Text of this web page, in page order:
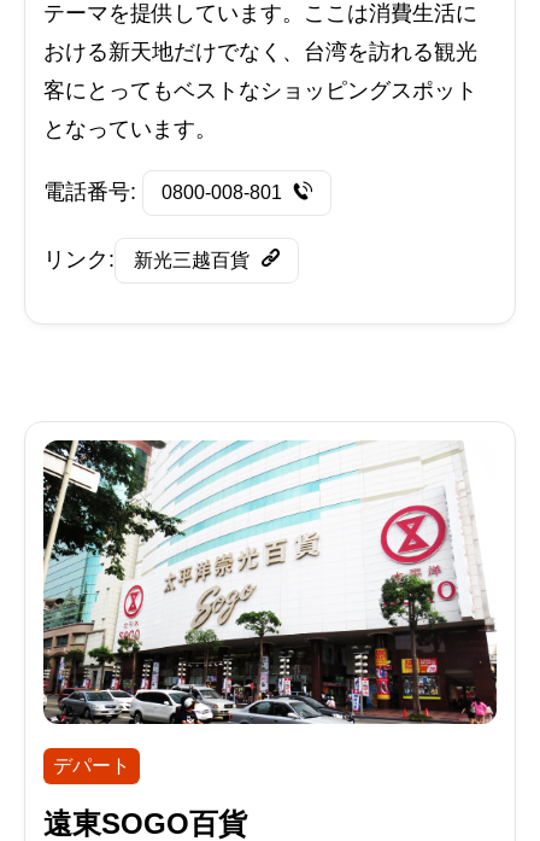
テーマを提供しています。ここは消費生活に
おける新天地だけでなく、台湾を訪れる観光
客にとってもベストなショッピングスポット
となっています。
電話番号: 0800-008-801
リンク: 新光三越百貨
デパート
遠東SOGO百貨